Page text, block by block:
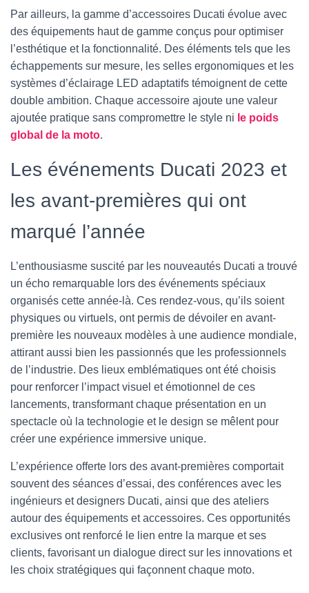
Par ailleurs, la gamme d’accessoires Ducati évolue avec
des équipements haut de gamme conçus pour optimiser
l’esthétique et la fonctionnalité. Des éléments tels que les
échappements sur mesure, les selles ergonomiques et les
systèmes d’éclairage LED adaptatifs témoignent de cette
double ambition. Chaque accessoire ajoute une valeur
ajoutée pratique sans compromettre le style ni le poids
global de la moto.
Les événements Ducati 2023 et
les avant-premières qui ont
marqué l’année
L’enthousiasme suscité par les nouveautés Ducati a trouvé
un écho remarquable lors des événements spéciaux
organisés cette année-là. Ces rendez-vous, qu’ils soient
physiques ou virtuels, ont permis de dévoiler en avant-
première les nouveaux modèles à une audience mondiale,
attirant aussi bien les passionnés que les professionnels
de l’industrie. Des lieux emblématiques ont été choisis
pour renforcer l’impact visuel et émotionnel de ces
lancements, transformant chaque présentation en un
spectacle où la technologie et le design se mêlent pour
créer une expérience immersive unique.
L’expérience offerte lors des avant-premières comportait
souvent des séances d’essai, des conférences avec les
ingénieurs et designers Ducati, ainsi que des ateliers
autour des équipements et accessoires. Ces opportunités
exclusives ont renforcé le lien entre la marque et ses
clients, favorisant un dialogue direct sur les innovations et
les choix stratégiques qui façonnent chaque moto.